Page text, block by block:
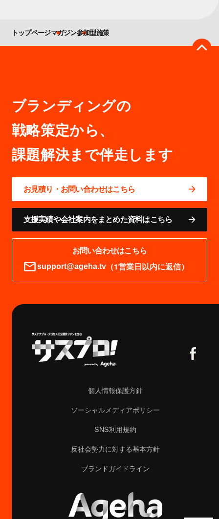
トップページマガジン参加型施策
ブランディングの
戦略策定から、
お見積り・お問い合わせはこちら
支援実績や会社案内をまとめた資料はこちら
お問い合わせはこちら
support@ageha.tv（1営業日以内に返信）
個人情報保護方針
ソーシャルメディアポリシー
SNS利用規約
反社会勢力に対する基本方針
ブランドガイドライン